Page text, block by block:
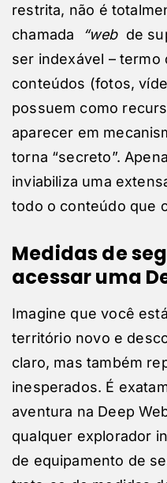
restrita, não é
chamada
“webde
ser indexável – termo
conteúdos (fotos,
possuem como
aparecer em
torna “secreto”.
inviabiliza uma
todo o conteúdo que
Medidas de
acessar uma
Imagine que você
território novo e
claro, mas também
inesperados. É
aventura na Deep
qualquer explorador
de equipamento de